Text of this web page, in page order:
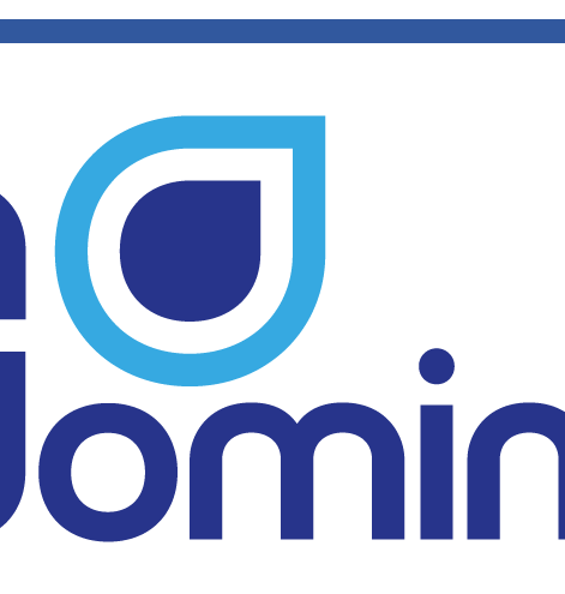
de Água e
preocupação com a pureza da água,
de Água e Equipamentos
garantir água pura e saudável. Neste
confiável e como escolher o filtro ideal